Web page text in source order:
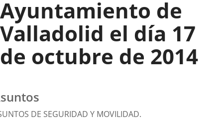
Ayuntamiento de
Valladolid el día 17
de octubre de 2014
DE SEGURIDAD Y MOVILIDAD.